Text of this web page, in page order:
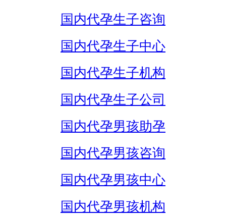
国内代孕生子咨询
国内代孕生子中心
国内代孕生子机构
国内代孕生子公司
国内代孕男孩助孕
国内代孕男孩咨询
国内代孕男孩中心
国内代孕男孩机构